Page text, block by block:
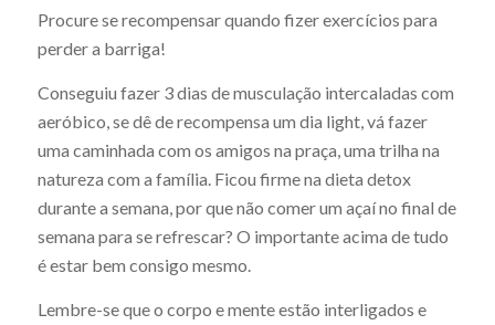
Procure se recompensar quando fizer exercícios para
perder a barriga!
Conseguiu fazer 3 dias de musculação intercaladas com
aeróbico, se dê de recompensa um dia light, vá fazer
uma caminhada com os amigos na praça, uma trilha na
natureza com a família. Ficou firme na dieta detox
durante a semana, por que não comer um açaí no final de
semana para se refrescar? O importante acima de tudo
é estar bem consigo mesmo.
Lembre-se que o corpo e mente estão interligados e